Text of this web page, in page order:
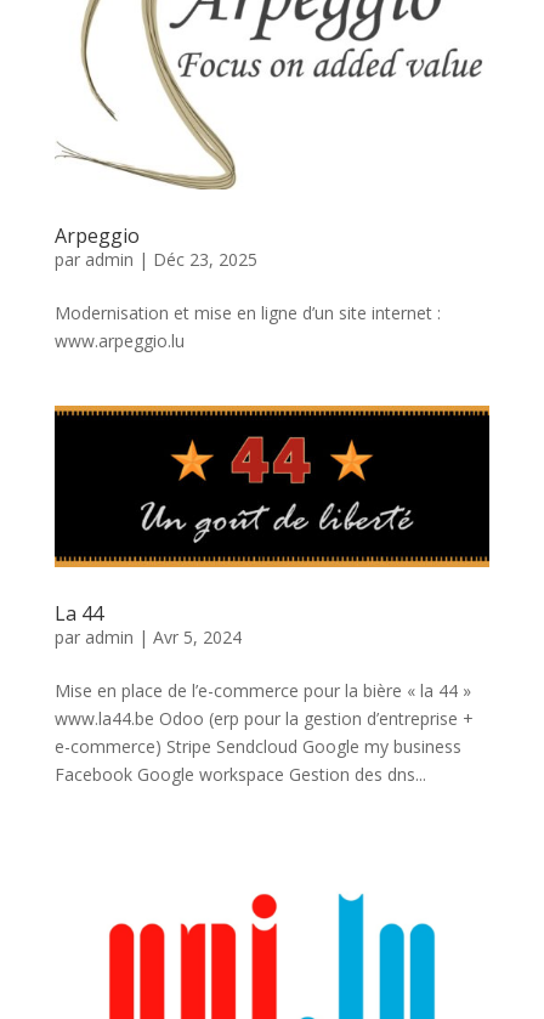
Arpeggio
par admin | Déc 23, 2025
Modernisation et mise en ligne d’un site internet :
www.arpeggio.lu
La 44
par admin | Avr 5, 2024
Mise en place de l’e-commerce pour la bière « la 44 »
www.la44.be Odoo (erp pour la gestion d’entreprise +
e-commerce) Stripe Sendcloud Google my business
Facebook Google workspace Gestion des dns...